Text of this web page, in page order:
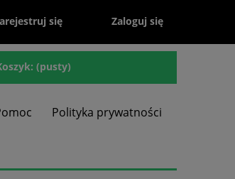
się Zaloguj się
(pusty)
Polityka prywatności